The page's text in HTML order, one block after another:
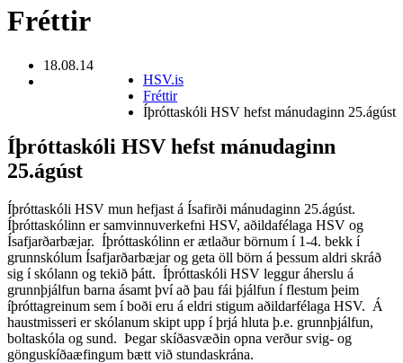
Fréttir
HSV.is
Fréttir
Íþróttaskóli HSV hefst mánudaginn 25.ágúst
18.08.14
Íþróttaskóli HSV hefst mánudaginn
25.ágúst
Íþróttaskóli HSV mun hefjast á Ísafirði mánudaginn 25.ágúst.
Íþróttaskólinn er samvinnuverkefni HSV, aðildafélaga HSV og
Ísafjarðarbæjar. Íþróttaskólinn er ætlaður börnum í 1-4. bekk í
grunnskólum Ísafjarðarbæjar og geta öll börn á þessum aldri skráð
sig í skólann og tekið þátt. Íþróttaskóli HSV leggur áherslu á
grunnþjálfun barna ásamt því að þau fái þjálfun í flestum þeim
íþróttagreinum sem í boði eru á eldri stigum aðildarfélaga HSV. Á
haustmisseri er skólanum skipt upp í þrjá hluta þ.e. grunnþjálfun,
boltaskóla og sund. Þegar skíðasvæðin opna verður svig- og
gönguskíðaæfingum bætt við stundaskrána.